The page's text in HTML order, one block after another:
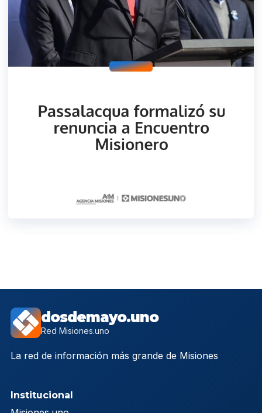
dosdemayo.uno
Red Misiones.uno
La red de información más grande de Misiones
Institucional